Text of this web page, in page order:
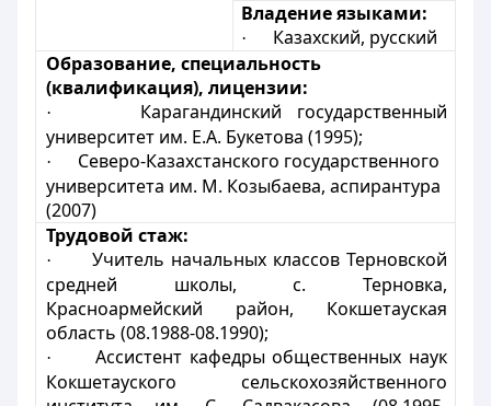
Владение языками:
·
Казахский, русский
Образование, специальность
(квалификация), лицензии:
·
Карагандинский государственный
университет им. Е.А. Букетова (1995);
·
Северо-Казахстанского государственного
университета им. М. Козыбаева, аспирантура
(2007)
Трудовой стаж:
·
Учитель начальных классов Терновской
средней школы, с. Терновка,
Красноармейский район, Кокшетауская
область (08.1988-08.1990);
·
Ассистент кафедры общественных наук
Кокшетауского сельскохозяйственного